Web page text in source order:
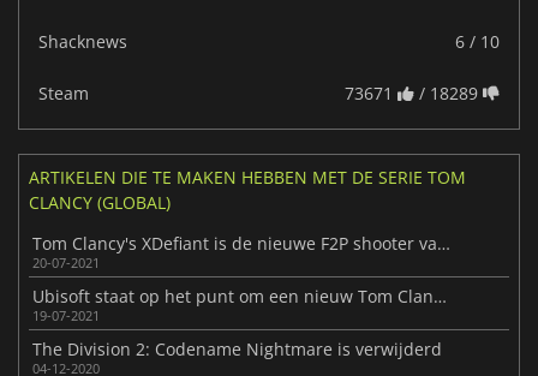
Shacknews 6 / 10
Steam 73671 / 18289
ARTIKELEN DIE TE MAKEN HEBBEN MET DE SERIE TOM
CLANCY (GLOBAL)
Tom Clancy's XDefiant is de nieuwe F2P shooter van Ubisoft
20-07-2021
Ubisoft staat op het punt om een nieuw Tom Clancy's spel te onthullen
19-07-2021
The Division 2: Codename Nightmare is verwijderd
04-12-2020